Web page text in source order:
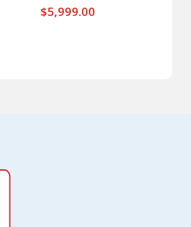
$5,999.00